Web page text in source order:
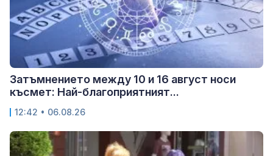
Затъмнението между 10 и 16 август носи
късмет: Най-благоприятният...
12:42 • 06.08.26